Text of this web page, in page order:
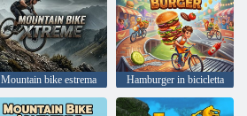
Mountain bike estrema Hamburger in bicicletta